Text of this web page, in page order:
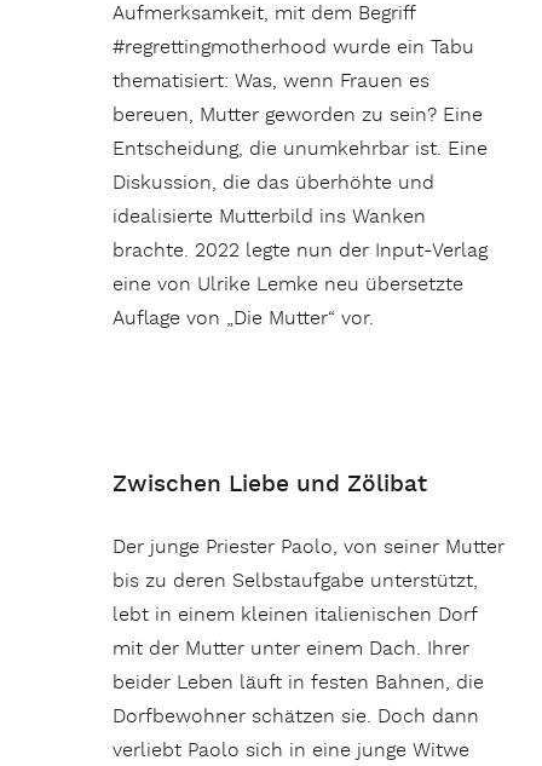
Aufmerksamkeit, mit dem Begriff
#regrettingmotherhood wurde ein Tabu
thematisiert: Was, wenn Frauen es
bereuen, Mutter geworden zu sein? Eine
Entscheidung, die unumkehrbar ist. Eine
Diskussion, die das überhöhte und
idealisierte Mutterbild ins Wanken
brachte. 2022 legte nun der Input-Verlag
eine von Ulrike Lemke neu übersetzte
Auflage von „Die Mutter“ vor.
Zwischen Liebe und Zölibat
Der junge Priester Paolo, von seiner Mutter
bis zu deren Selbstaufgabe unterstützt,
lebt in einem kleinen italienischen Dorf
mit der Mutter unter einem Dach. Ihrer
beider Leben läuft in festen Bahnen, die
Dorfbewohner schätzen sie. Doch dann
verliebt Paolo sich in eine junge Witwe